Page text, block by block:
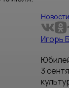
Новости
Игорь
3